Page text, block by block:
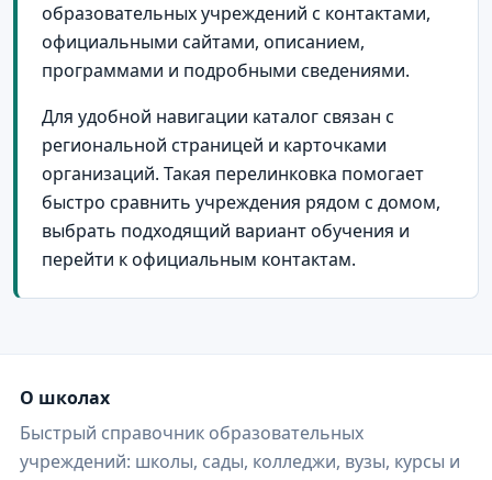
образовательных учреждений с контактами,
официальными сайтами, описанием,
программами и подробными сведениями.
Для удобной навигации каталог связан с
региональной страницей и карточками
организаций. Такая перелинковка помогает
быстро сравнить учреждения рядом с домом,
выбрать подходящий вариант обучения и
перейти к официальным контактам.
О школах
Быстрый справочник образовательных
учреждений: школы, сады, колледжи, вузы, курсы и